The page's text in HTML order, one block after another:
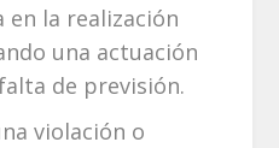
en la realización
una actuación
de previsión.
violación o